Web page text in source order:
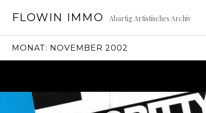
zumFLOWIN IMMO Abartig Artistisches Archiv
MONAT: NOVEMBER 2002